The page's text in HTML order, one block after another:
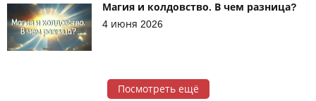
Магия и колдовство. В чем разница?
4 июня 2026
Посмотреть ещё